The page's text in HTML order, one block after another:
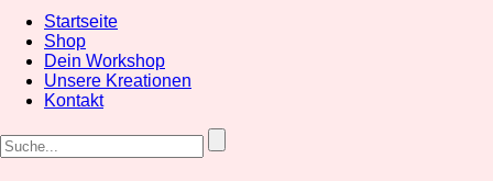
Startseite
Shop
Dein Workshop
Unsere Kreationen
Kontakt